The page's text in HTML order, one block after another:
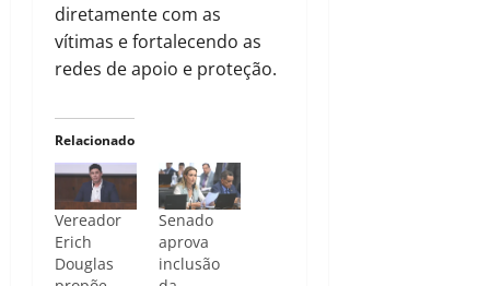
diretamente com as
vítimas e fortalecendo as
redes de apoio e proteção.
Relacionado
Vereador
Erich
Douglas
Senado
aprova
inclusão